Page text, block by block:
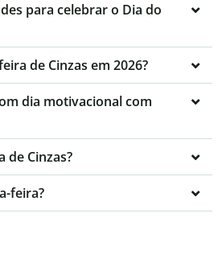
para celebrar o Dia do
de Cinzas em 2026?
dia motivacional com
de Cinzas?
feira?